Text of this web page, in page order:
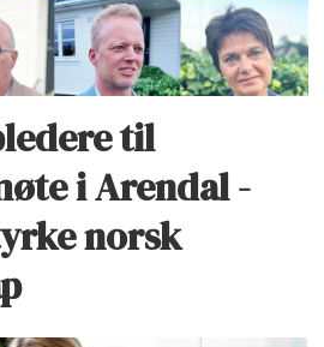
til
i Arendal -
norsk